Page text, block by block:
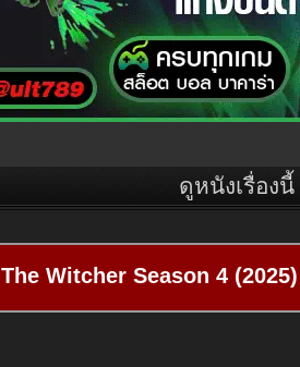
ดูหนังเรื่อง
The Witcher Season 4